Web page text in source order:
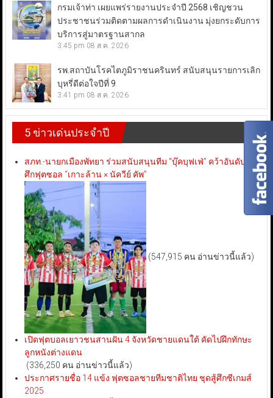
กรมเจ้าท่า เผยแพร่รายงานประจำปี 2568 เชิญชวน
ประชาชนร่วมติดตามผลการดำเนินงาน มุ่งยกระดับการ
บริการสู่มาตรฐานสากล
3:45 pm 08 ส.ค. 2026
รพ.สถาบันโรคไตภูมิราชนครินทร์ สนับสนุนรายการเลิก
บุหรี่ดีต่อใจปีที่ 9
3:41 pm 08 ส.ค. 2026
5 ข่าวเด่นประจำปี
สภท.-นายกเมืองพัทยา ร่วมสนับสนุนทีม “บุ๊คบุฟเฟ่” คว้าอันดับ 3
ศึกฟุตซอล “เกาะล้าน × นัควีย์ คัพ”
(547,915 คน อ่านข่าวนี้แล้ว)
เปิดฟุตบอลเยาวชนสานฝัน 4 จังหวัดชายแดนใต้ คัดไปฝึกทักษะ
ลูกหนังต่างแดน
(336,250 คน อ่านข่าวนี้แล้ว)
ประกาศรายชื่อ 14 แข้ง ฟุตซอลชายทีมชาติไทย ชุดสู้ศึกซีเกมส์
2025